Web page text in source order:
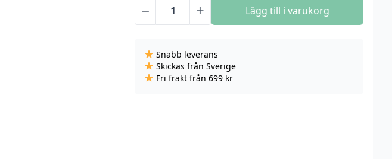
−
Smart
+ Lägg till i varukorg
Snabb leverans
Skickas från Sverige
Fri frakt från 699 kr